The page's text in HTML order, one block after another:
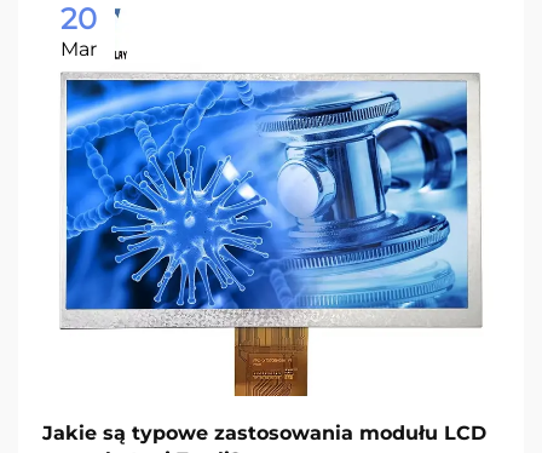
20
Mar
Jakie są typowe zastosowania modułu LCD